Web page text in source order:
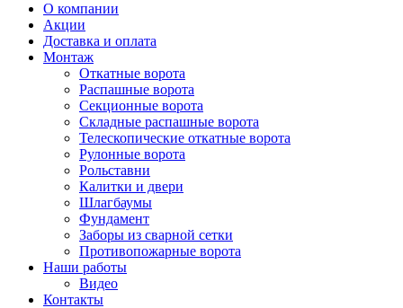
О компании
Акции
Доставка и оплата
Монтаж
Откатные ворота
Распашные ворота
Секционные ворота
Складные распашные ворота
Телескопические откатные ворота
Рулонные ворота
Рольставни
Калитки и двери
Шлагбаумы
Фундамент
Заборы из сварной сетки
Противопожарные ворота
Наши работы
Видео
Контакты